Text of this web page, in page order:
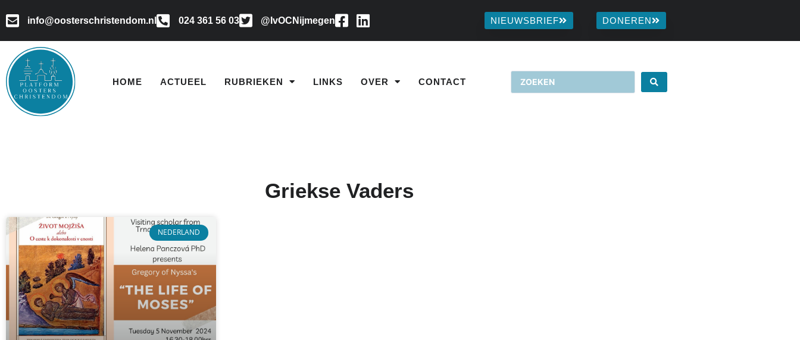
info@oosterschristendom.nl 024 361 56 03 @IvOCNijmegen NIEUWSBRIEF DONEREN
HOME ACTUEEL RUBRIEKEN LINKS OVER CONTACT
Griekse Vaders
NEDERLAND